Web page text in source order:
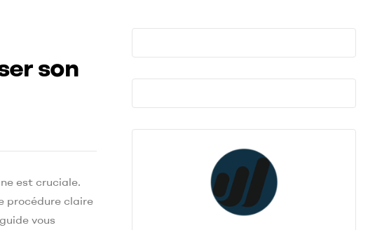
son
est cruciale.
procédure claire
vous